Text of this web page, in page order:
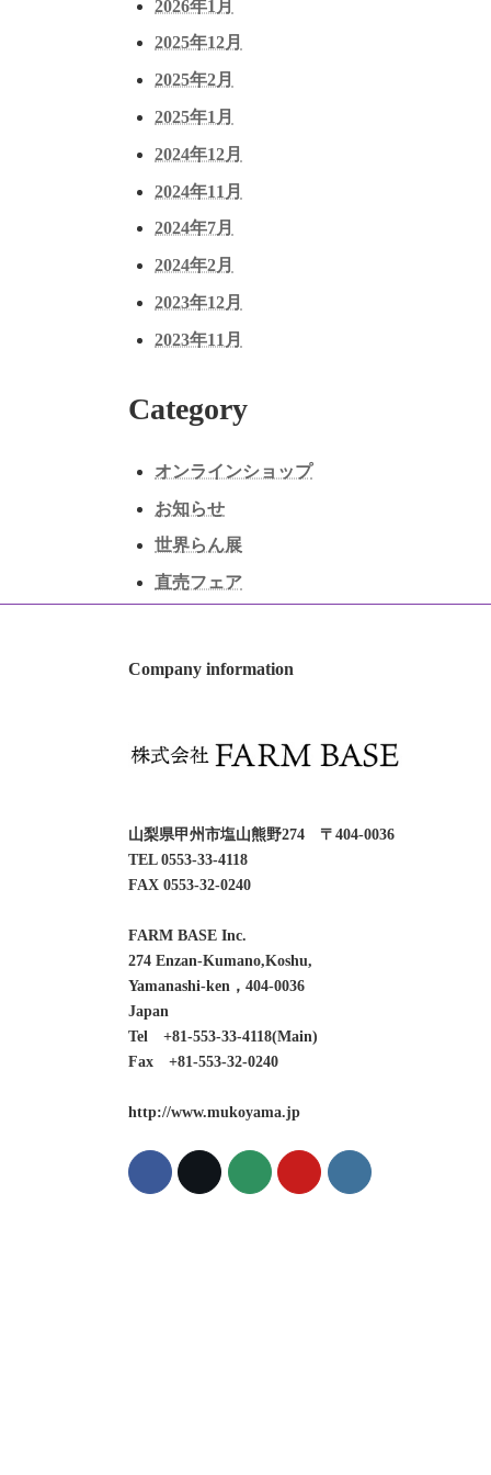
2026年1月
2025年12月
2025年2月
2025年1月
2024年12月
2024年11月
2024年7月
2024年2月
2023年12月
2023年11月
Category
オンラインショップ
お知らせ
世界らん展
直売フェア
Company information
山梨県甲州市塩山熊野274 〒404-0036
TEL 0553-33-4118
FAX 0553-32-0240
FARM BASE Inc.
274 Enzan-Kumano,Koshu,
Yamanashi-ken，404-0036
Japan
Tel +81-553-33-4118(Main)
Fax +81-553-32-0240
http://www.mukoyama.jp